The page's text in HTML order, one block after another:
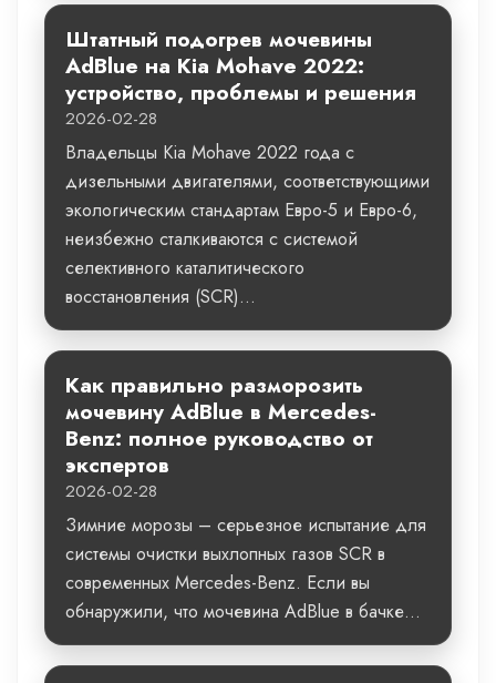
Штатный подогрев мочевины
AdBlue на Kia Mohave 2022:
устройство, проблемы и решения
2026-02-28
Владельцы Kia Mohave 2022 года с
дизельными двигателями, соответствующими
экологическим стандартам Евро-5 и Евро-6,
неизбежно сталкиваются с системой
селективного каталитического
восстановления (SCR)...
Как правильно разморозить
мочевину AdBlue в Mercedes-
Benz: полное руководство от
экспертов
2026-02-28
Зимние морозы – серьезное испытание для
системы очистки выхлопных газов SCR в
современных Mercedes-Benz. Если вы
обнаружили, что мочевина AdBlue в бачке...